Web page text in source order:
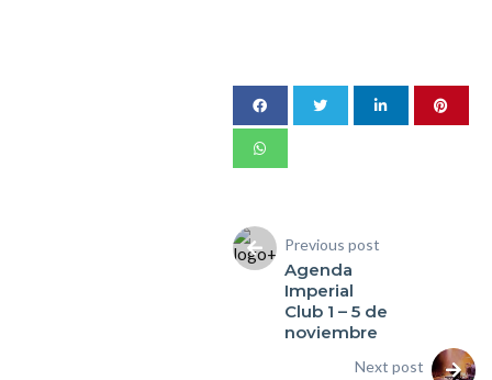
Previous post
Agenda
Imperial
Club 1 – 5 de
noviembre
Next post